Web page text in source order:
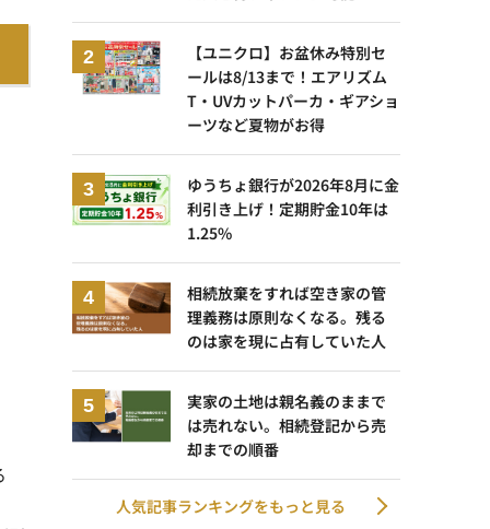
【ユニクロ】お盆休み特別セ
ールは8/13まで！エアリズム
T・UVカットパーカ・ギアショ
ーツなど夏物がお得
ゆうちょ銀行が2026年8月に金
利引き上げ！定期貯金10年は
1.25%
相続放棄をすれば空き家の管
理義務は原則なくなる。残る
のは家を現に占有していた人
実家の土地は親名義のままで
は売れない。相続登記から売
却までの順番
人気記事ランキングをもっと見る